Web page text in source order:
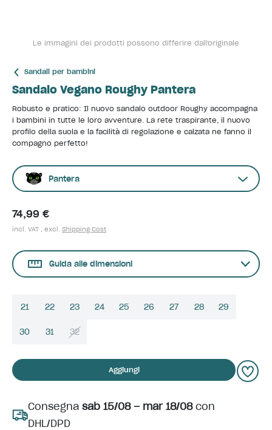
Le immagini dei prodotti possono differire dall'originale
Sandali per bambini
Sandalo Vegano Roughy Pantera
Robusto e pratico: Il nuovo sandalo outdoor Roughy accompagna
i bambini in tutte le loro avventure. La rete traspirante, il nuovo
profilo della suola e la facilità di regolazione e calzata ne fanno il
compagno perfetto!
Pantera
74,99 €
incl. VAT , excl. Shipping Cost
Guida alle dimensioni
21 22 23 24 25 26 27 28 29
30 31 32
Aggiungi
Consegna sab 15/08 – mar 18/08con
DHL/DPD